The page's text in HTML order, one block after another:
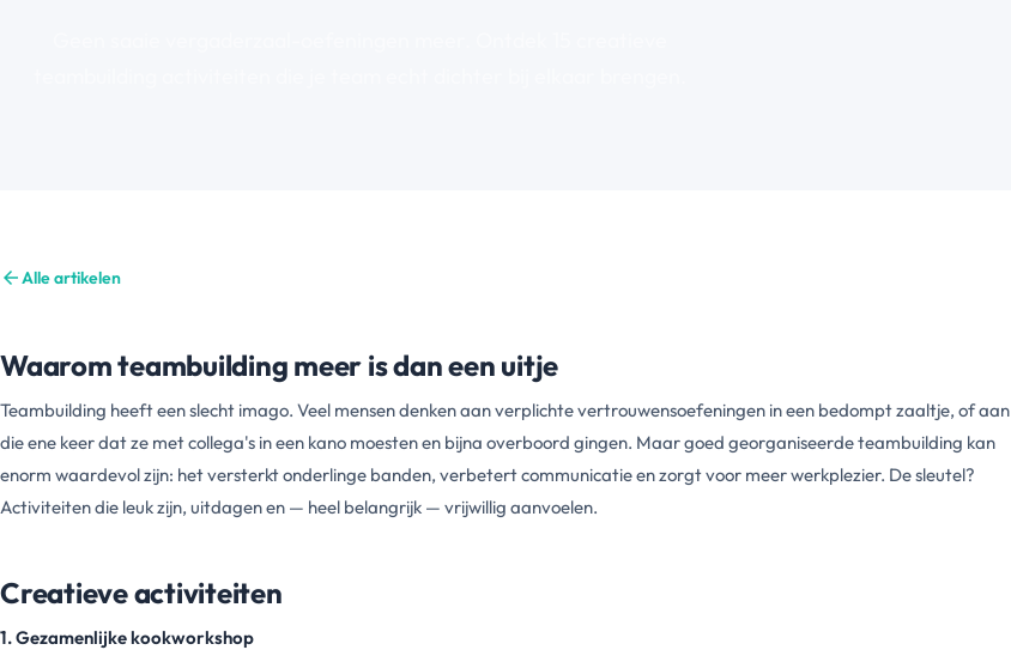
arrow_backAlle artikelen
Waarom teambuilding meer is dan een uitje
Teambuilding heeft een slecht imago. Veel mensen denken aan verplichte vertrouwensoefeningen in een bedompt zaaltje, of aan
die ene keer dat ze met collega's in een kano moesten en bijna overboord gingen. Maar goed georganiseerde teambuilding kan
enorm waardevol zijn: het versterkt onderlinge banden, verbetert communicatie en zorgt voor meer werkplezier. De sleutel?
Activiteiten die leuk zijn, uitdagen en — heel belangrijk — vrijwillig aanvoelen.
Creatieve activiteiten
1. Gezamenlijke kookworkshop